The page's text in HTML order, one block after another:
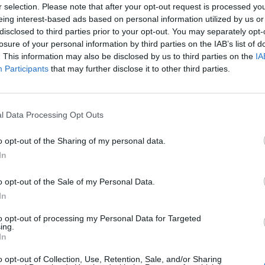
selection. Please note that after your opt-out request is processed
interest-based ads based on personal information utilized by us
to third parties prior to your opt-out. You may separately
of your personal information by third parties on the IAB’s list of
This information may also be disclosed by us to third parties on the
Participants that may further disclose it to other third parties.
Data Processing Opt Outs
opt-out of the Sharing of my personal data.
opt-out of the Sale of my Personal Data.
opt-out of processing my Personal Data for Targeted
opt-out of Collection, Use, Retention, Sale, and/or Sharing
Poi ha sganciato la bomba: "Trump è negli
Ospite in studio, Gianluigi Paragone ha
il punto di questo passaggio fulmineo
di amicizia a bordate cariche di
"Ce li dobbiamo tenere